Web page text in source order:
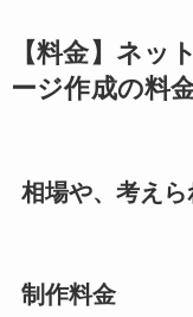
【料金】ネッ
ージ作成の料
相場や、考え
制作料金